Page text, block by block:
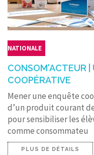
NATIONALE
CONSOM'ACTEUR |
COOPÉRATIVE
Mener une enquête
d’un produit courant
pour sensibiliser les
comme consommateu
PLUS DE DÉTAILS